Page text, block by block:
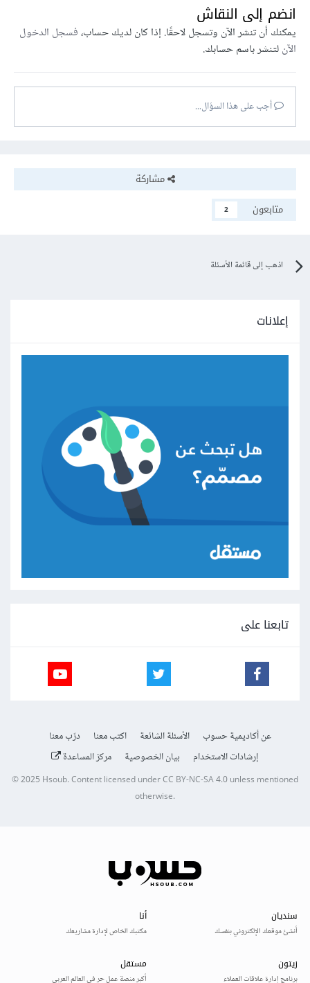
انضم إلى النقاش
يمكنك أن تنشر الآن وتسجل لاحقًا. إذا كان لديك حساب،فسجل الدخول
الآنلتنشر باسم حسابك.
أجب على هذا السؤال...
مشاركة
متابعون
2
اذهب إلى قائمة الأسئلة
إعلانات
تابعنا على
عن أكاديمية حسوب الأسئلة الشائعة اكتب معنا
درّب معنا
إرشادات الاستخدام
بيان الخصوصية مركز المساعدة
© 2025Hsoub.Content licensed underCC BY-NC-SA 4.0unless mentioned
otherwise.